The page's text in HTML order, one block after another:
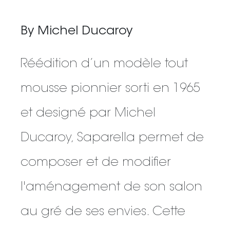
By Michel Ducaroy
Réédition d’un modèle tout
mousse pionnier sorti en 1965
et designé par Michel
Ducaroy, Saparella permet de
composer et de modifier
l'aménagement de son salon
au gré de ses envies. Cette